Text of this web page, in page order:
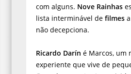
com alguns. Nove Rainhas
lista interminável de filmes
não decepciona.
Ricardo Darín é Marcos, um
experiente que vive de